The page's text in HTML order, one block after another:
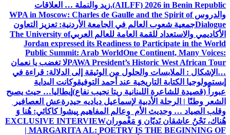
(AILFF) 2026 in Benin Republic. زيد والنملة … العلاقات
والدروسWPA in Moscow: Charles de Gaulle and the Spirit of
Dialogueجمعية شعوب العالم في الجامعة الأردنية: تعزيز التعاون
الأكاديمي والاستعداد للقمة العامة للعالم العربيThe University of
Jordan expressed its Readiness to Participate in the World
Public Summit: Arab WorldOne Continent, Many Voices:
PAWA President’s Historic West African Tourلا تغضب يا نعمان
…الإشكال : الملابسات والحلول من الوثيقة إلى الدلالة: قراءة في
إبستمولوجيا الكتابة التاريخية عند أحمد التوفيقوكانت البداية
عبوراً (قصيدة للشاعرة اللبنانية ريتا نجيب نفاع) إيطاليا… حيث يصبح
الشعر وطنًا | الرحلة الأدبية لإسماعيل دياديه حيدرةعش العصافير
وقلب الصياد … وحديث الأم وعالم المفاهيم پیشوا کاکائي: هُنا وَ
هُناك، نَحْنُ عاشقان نَديّان وَ مَغْمورانEXCLUSIVE INTERVIEW
| MARGARITA AL: POETRY IS THE BEGINNING OF